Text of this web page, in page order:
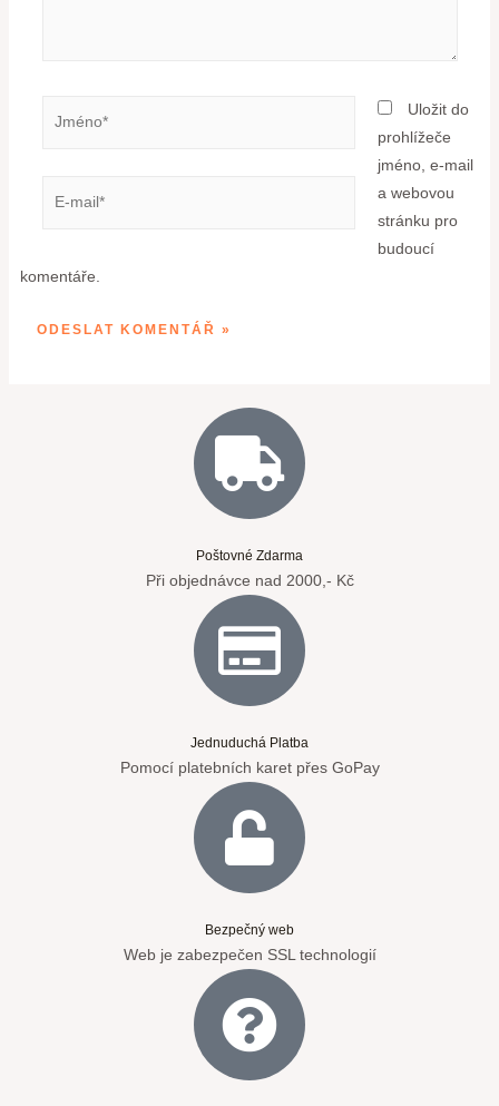
Uložit do
prohlížeče
jméno, e-mail
a webovou
stránku pro
budoucí
komentáře.
Poštovné Zdarma
Při objednávce nad 2000,- Kč
Jednuduchá Platba
Pomocí platebních karet přes GoPay
Bezpečný web
Web je zabezpečen SSL technologií